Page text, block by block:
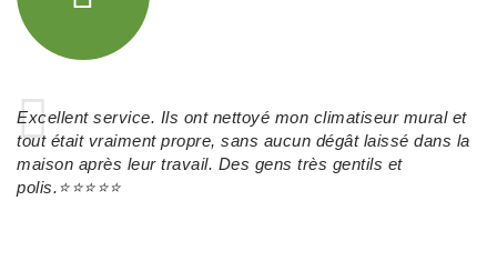
Excellent service. Ils ont nettoyé mon climatiseurmural et
tout était vraimentpropre, sans aucun dégât laissé dans la
maison après leurtravail. Des gens très gentils et
polis.⭐⭐⭐⭐⭐